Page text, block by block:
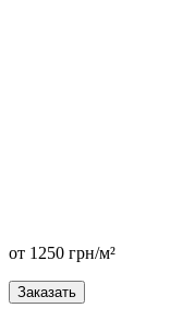
от 1250 грн/м²
Заказать